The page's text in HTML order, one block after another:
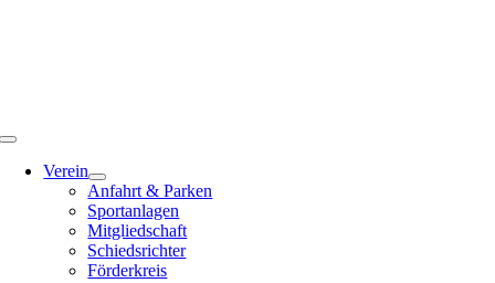
Toggle
NavigationVerein
Anfahrt & Parken
Sportanlagen
Mitgliedschaft
Schiedsrichter
Förderkreis